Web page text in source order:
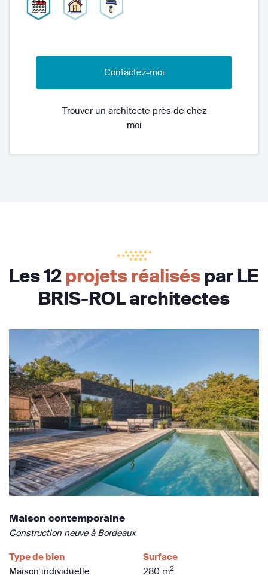
Contactez-moi
Trouver un architecte près de chez
moi
Les 12projets réaliséspar LE
BRIS-ROL architectes
Maison contemporaine
Construction neuve à Bordeaux
Type de bien
Maison individuelle
Surface
280 m2